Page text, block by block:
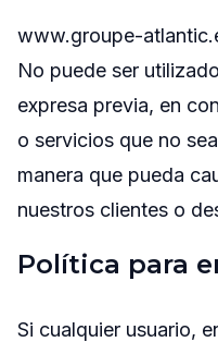
www.groupe-
No puede ser
expresa previa, en
o servicios que no
manera que pueda
nuestros clientes o
Política para
Si cualquier usuario,